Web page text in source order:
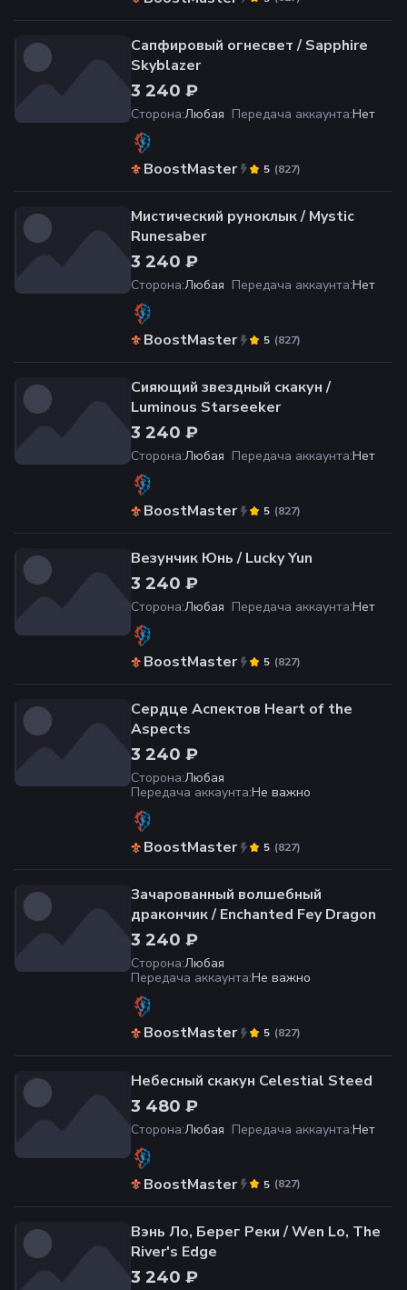
Сапфировый огнесвет / Sapphire
Skyblazer
3 240 ₽
Сторона:Любая Передача аккаунта:Нет
BoostMaster (827)
5
Мистический руноклык / Mystic
Runesaber
3 240 ₽
Сторона:Любая Передача аккаунта:Нет
BoostMaster (827)
5
Сияющий звездный скакун /
Luminous Starseeker
3 240 ₽
Сторона:Любая Передача аккаунта:Нет
BoostMaster (827)
5
Везунчик Юнь / Lucky Yun
3 240 ₽
Сторона:Любая Передача аккаунта:Нет
BoostMaster (827)
5
Сердце Aспектов Heart of the
Aspects
3 240 ₽
Сторона:Любая
Передача аккаунта:Не важно
BoostMaster (827)
5
Зачарованный волшебный
дракончик / Enchanted Fey Dragon
3 240 ₽
Сторона:Любая
Передача аккаунта:Не важно
BoostMaster (827)
5
Небесный скакун Celestial Steed
3 480 ₽
Сторона:Любая Передача аккаунта:Нет
BoostMaster (827)
5
Вэнь Ло, Берег Реки / Wen Lo, The
River's Edge
3 240 ₽